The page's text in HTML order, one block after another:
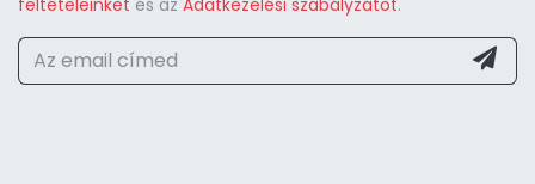
feltételeinket és az Adatkezelési szabályzatot.